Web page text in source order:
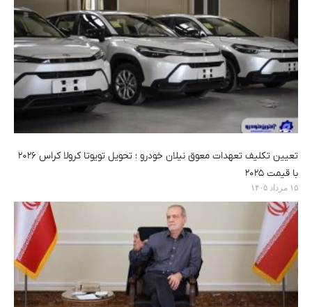
تعیین تکلیف تعهدات معوق نیلان خودرو ؛ تحویل تویوتا کرولا کراس ۲۰۲۶
با قیمت ۲۰۲۵
۱۵ مرداد ۱۴۰۵